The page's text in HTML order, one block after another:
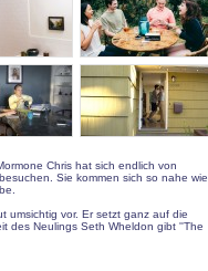
Chris hat sich endlich von
Sie kommen sich so nahe wie
umsichtig vor. Er setzt ganz auf die
des Neulings Seth Wheldon gibt ''The